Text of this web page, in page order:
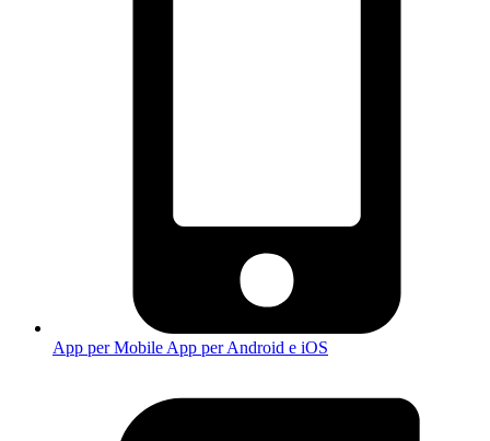
App per Mobile App per Android e iOS